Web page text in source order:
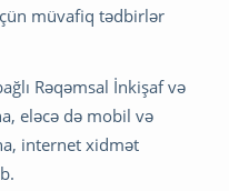
müvafiq tədbirlər
Rəqəmsal İnkişaf və
eləcə də mobil və
internet xidmət